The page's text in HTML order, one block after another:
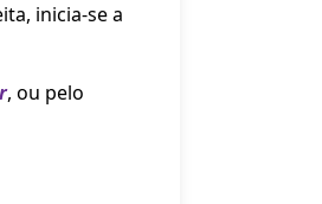
inicia-se a
, ou pelo